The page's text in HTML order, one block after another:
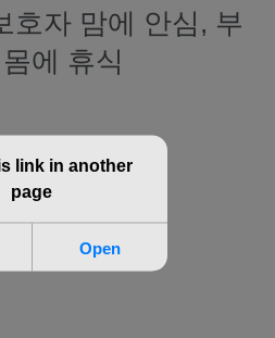
호자 맘에 안심, 부
에 휴식